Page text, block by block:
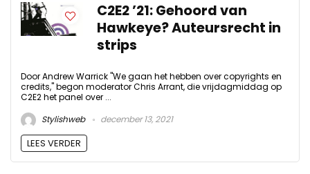
C2E2 ’21: Gehoord van
Hawkeye? Auteursrecht in
strips
Door Andrew Warrick "We gaan het hebben over copyrights en
credits," begon moderator Chris Arrant, die vrijdagmiddag op
C2E2 het panel over ...
Stylishweb
december 13, 2021
LEES VERDER